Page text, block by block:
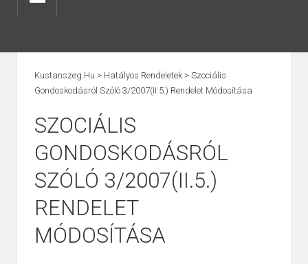
Kustanszeg.hu > Hatályos Rendeletek > Szociális
Gondoskodásról Szóló 3/2007(II.5.) Rendelet Módosítása
SZOCIÁLIS
GONDOSKODÁSRÓL
SZÓLÓ 3/2007(II.5.)
RENDELET
MÓDOSÍTÁSA